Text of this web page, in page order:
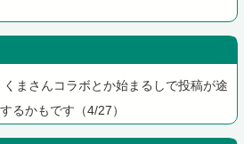
まさんコラボとか始まるしで投稿が途
るかもです（4/27）